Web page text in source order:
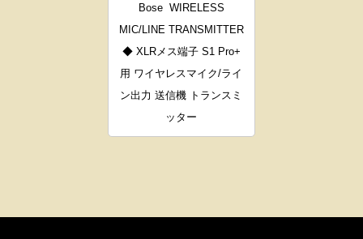
Bose WIRELESS
MIC/LINE TRANSMITTER
◆ XLRメス端子 S1 Pro+
用 ワイヤレスマイク/ライ
ン出力 送信機 トランスミ
ッター